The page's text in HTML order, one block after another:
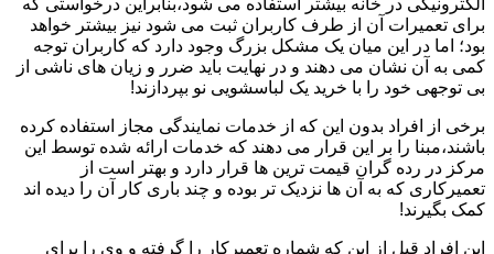
برای تعمیرات آن از طرف کاربران ثبت می شود نیز بیشتر خواهد
بود؛ اما در این میان یک مشکل بزرگ وجود دارد که کاربران توجه
کمی به آن نشان می دهند و در نهایت باید ضرر و زیان های ناشی از
بی توجهی خود را با خرید یک لباسشویی نو بپردازند!
برخی از افراد بدون این که از خدمات نمایندگی مجاز استفاده کرده
باشند،مبنا را بر این قرار می دهند که خدمات ارائه شده توسط این
مرکز در رده گران قیمت ترین ها قرار دارد و بهتر است از
تعمیرکاری که به آن ها نزدیک تر بوده و چند باری کار آن را دیده اند
کمک بگیرند!
این افراد قبل از این که شماره تعمیرکار را گرفته و وی را برای